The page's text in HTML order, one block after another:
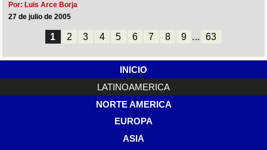
Por: Luis Arce Borja
27 de julio de 2005
1 2 3 4 5 6 7 8 9 ... 63
INICIO
LATINOAMERICA
NORTE AMERICA
EUROPA
ASIA